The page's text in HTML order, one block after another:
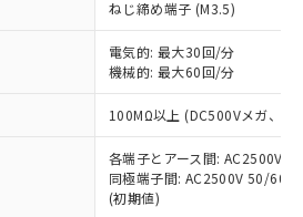
ねじ締め端子 (M3.5)
電気的: 最大30回/分
機械的: 最大60回/分
100MΩ以上 (DC500Vメガ、点
各端子とアース間: AC2500V
同極端子間: AC2500V 50/
(初期値)
機器事業取扱商品の中には、
スの対象外となる商品もある
了承ください。
および標準価格照会結果は、
いる更新日時点での社内デー
き作成されるものであり、閲
時点での実際の在庫および標
は異なる場合があることをご
係のない商品です。
により、非含有部品として
有品と判明した場合などや
ることがあります。
1000ppm以下、ポリ臭化ビフェニル
下、ポリ臭化ジフェニルエーテル類
ることを示します。
質材料含有率が中国RoHSの
いることを示します。
です。当社販売部門へお問
基準値 (GB/T26572)：
Hg(水銀) : 1000ppm、 Cd(カドミウ
1000ppm、 PBBs(ポリ臭化ビフェ
これら貴社製品のうち、外国
び外国貿易法に定める商品
制貨物等」という）を輸出
外への提供する場合は、日本
輸出許可(または役務取引許
するなどの必要な手続きを